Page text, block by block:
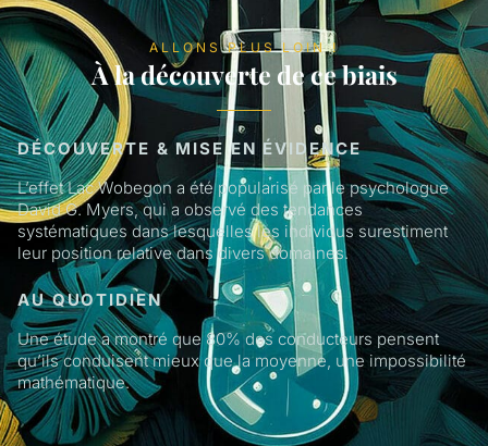
ALLONS PLUS LOIN !
À la découverte de ce biais
DÉCOUVERTE & MISE EN ÉVIDENCE
L’effet Lac Wobegon a été popularisé par le psychologue
David G. Myers, qui a observé des tendances
systématiques dans lesquelles les individus surestiment
leur position relative dans divers domaines.
AU QUOTIDIEN
Une étude a montré que 80% des conducteurs pensent
qu’ils conduisent mieux que la moyenne, une impossibilité
mathématique.